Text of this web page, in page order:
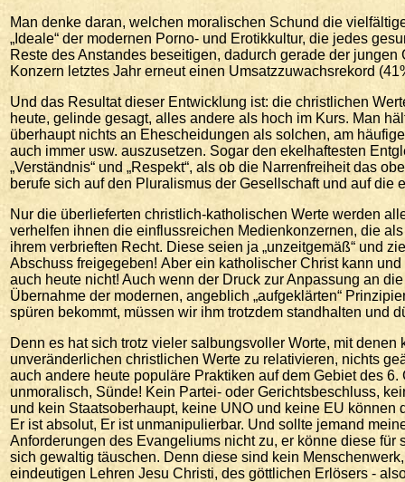
Man denke daran, welchen moralischen Schund die
„Ideale“ der modernen Porno- und Erotikkultur, die jedes
Reste des Anstandes beseitigen, dadurch gerade der
Konzern letztes Jahr erneut einen Umsatzzuwachsrekord
Und das Resultat dieser Entwicklung ist: die christlichen
heute, gelinde gesagt, alles andere als hoch im Kurs. Man
überhaupt nichts an Ehescheidungen als solchen, am
auch immer usw. auszusetzen. Sogar den ekelhaftesten
„Verständnis“ und „Respekt“, als ob die Narrenfreiheit das
berufe sich auf den Pluralismus der Gesellschaft und auf die
Nur die überlieferten christlich-katholischen Werte werden
verhelfen ihnen die einflussreichen Medienkonzernen, die
ihrem verbrieften Recht. Diese seien ja „unzeitgemäß“ und
Abschuss freigegeben! Aber ein katholischer Christ kann
auch heute nicht! Auch wenn der Druck zur Anpassung an
Übernahme der modernen, angeblich „aufgeklärten“
spüren bekommt, müssen wir ihm trotzdem standhalten und
Denn es hat sich trotz vieler salbungsvoller Worte, mit
unveränderlichen christlichen Werte zu relativieren, nichts
auch andere heute populäre Praktiken auf dem Gebiet des
unmoralisch, Sünde! Kein Partei- oder Gerichtsbeschluss,
und kein Staatsoberhaupt, keine UNO und keine EU
Er ist absolut, Er ist unmanipulierbar. Und sollte jemand
Anforderungen des Evangeliums nicht zu, er könne diese
sich gewaltig täuschen. Denn diese sind kein
eindeutigen Lehren Jesu Christi, des göttlichen Erlösers -